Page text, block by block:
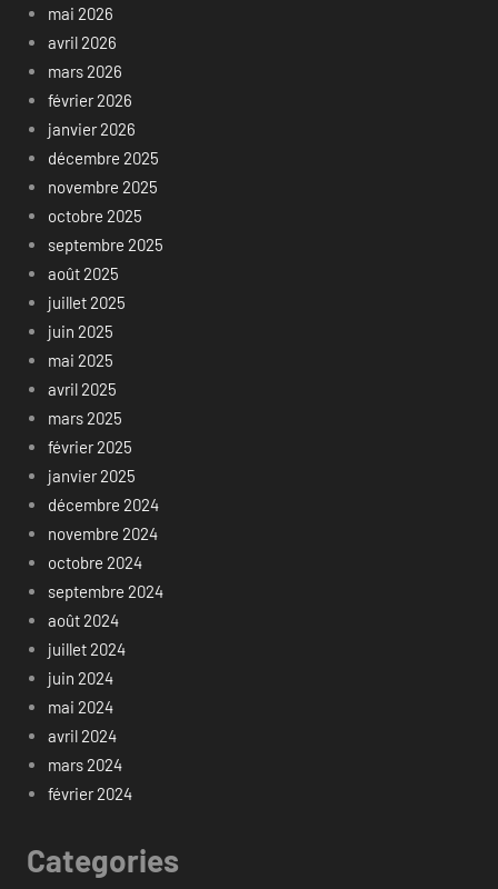
mai 2026
avril 2026
mars 2026
février 2026
janvier 2026
décembre 2025
novembre 2025
octobre 2025
septembre 2025
août 2025
juillet 2025
juin 2025
mai 2025
avril 2025
mars 2025
février 2025
janvier 2025
décembre 2024
novembre 2024
octobre 2024
septembre 2024
août 2024
juillet 2024
juin 2024
mai 2024
avril 2024
mars 2024
février 2024
Categories